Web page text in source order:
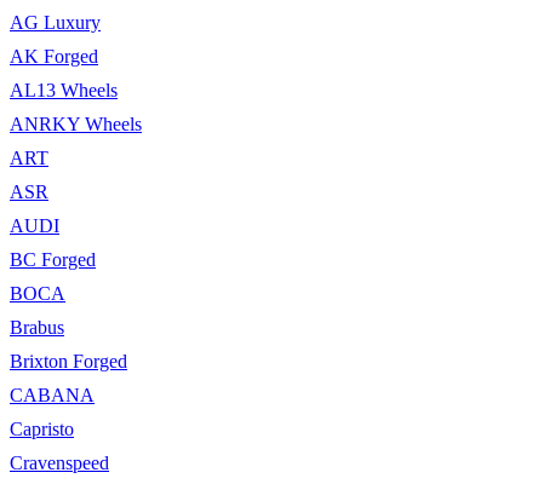
AG Luxury
AK Forged
AL13 Wheels
ANRKY Wheels
ART
ASR
AUDI
BC Forged
BOCA
Brabus
Brixton Forged
CABANA
Capristo
Cravenspeed